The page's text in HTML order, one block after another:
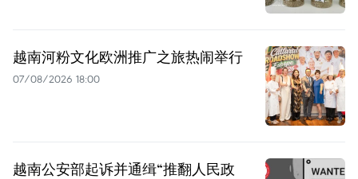
越南河粉文化欧洲推广之旅热闹举行
07/08/2026 18:00
越南公安部起诉并通缉“推翻人民政